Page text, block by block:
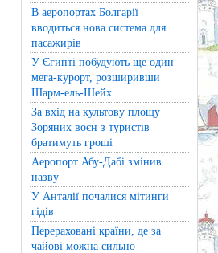
В аеропортах Болгарії
вводиться нова система для
пасажирів
У Єгипті побудують ще один
мега-курорт, розширивши
Шарм-ель-Шейх
За вхід на культову площу
Зоряних воєн з туристів
братимуть гроші
Аеропорт Абу-Дабі змінив
назву
У Анталії почалися мітинги
гідів
Перераховані країни, де за
чайові можна сильно